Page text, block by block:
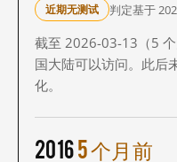
近期无测试 判定基于
截至 2026-03-13（5
国大陆可以访问。此后
化。
20165 个月前